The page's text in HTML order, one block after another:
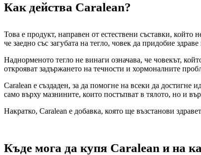
Как действа Caralean?
Това е продукт, направен от естествени съставки, който
че заедно със загубата на тегло, човек да придобие
Наднорменото тегло не винаги означава, че човекът,
открояват задържането на течности и хормоналните
Caralean е създаден, за да помогне на всеки да достигне
само върху мазнините, които постъпват в тялото, но и
Накратко, Caralean е добавка, която ще възстанови
Къде мога да купя Caralean и на